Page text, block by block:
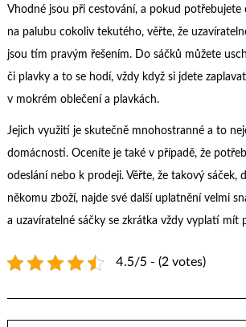
Vhodné jsou při cestování, a pokud potřebujete
na palubu cokoliv tekutého, věřte, že
jsou tím pravým řešením. Do sáčků můžete
či plavky a to se hodí, vždy když si jdete
v mokrém oblečení a plavkách.
Jejich využití je skutečně mnohostranné a to
domácnosti. Oceníte je také v případě, že
odeslání nebo k prodeji. Věřte, že takový sáček,
někomu zboží, najde své další uplatnění velmi
a uzavíratelné sáčky se zkrátka vždy vyplatí mít
4.5/5 - (2 votes)